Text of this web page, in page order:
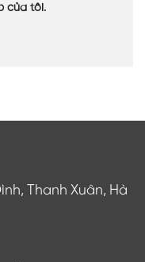
của tôi.
Thanh Xuân, Hà